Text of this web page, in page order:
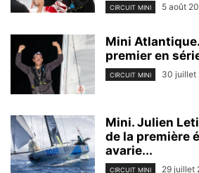
CIRCUIT MINI 5 août
Mini
premier en
CIRCUIT MINI 30 juillet
Mini. Julien
de la première
avarie...
CIRCUIT MINI 29 juillet